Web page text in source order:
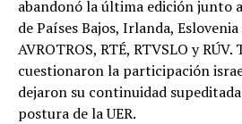
abandonó la última edición junto
de Países Bajos, Irlanda,
AVROTROS, RTÉ, RTVSLO y RÚV.
cuestionaron la participación
dejaron su continuidad
postura de la UER.